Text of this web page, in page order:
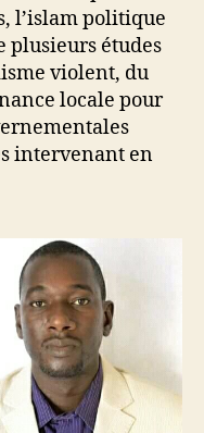
l’islam politique
plusieurs études
violent, du
locale pour
intervenant en